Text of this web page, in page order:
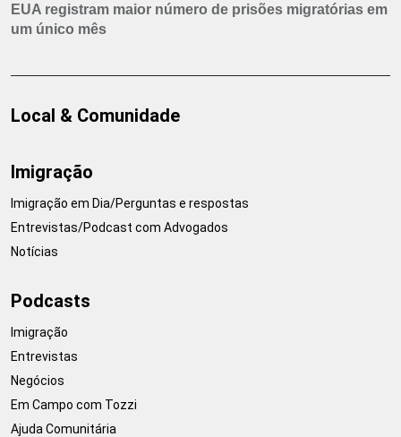
EUA registram maior número de prisões migratórias em
um único mês
Local & Comunidade
Imigração
Imigração em Dia/Perguntas e respostas
Entrevistas/Podcast com Advogados
Notícias
Podcasts
Imigração
Entrevistas
Negócios
Em Campo com Tozzi
Ajuda Comunitária